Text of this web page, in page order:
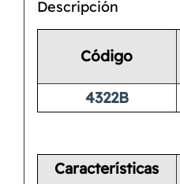
Descripción
Código
4322B
Características